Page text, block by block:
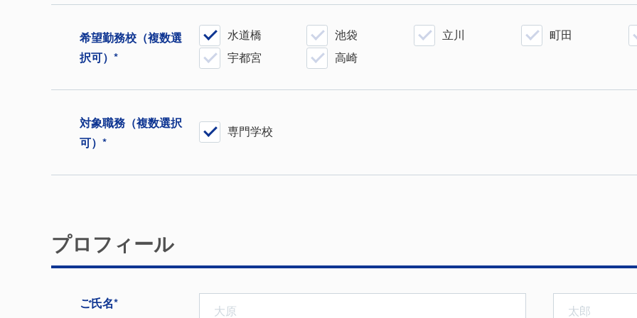
希望勤務校 （複数選
択可）*
水道橋 池袋 立川 町田
宇都宮
高崎
対象職務 （複数選択
可）*
専門学校
プロフィール
ご⽒名*